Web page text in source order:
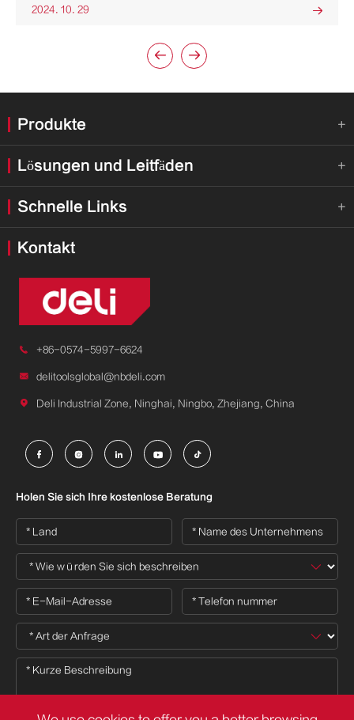
2024. 10. 29 
 
Produkte 
Lösungen und Leitfäden 
Schnelle Links 
Kontakt
 +86-0574-5997-6624
 delitoolsglobal@nbdeli.com
 Deli Industrial Zone, Ninghai, Ningbo, Zhejiang, China
    
Holen Sie sich Ihre kostenlose Beratung